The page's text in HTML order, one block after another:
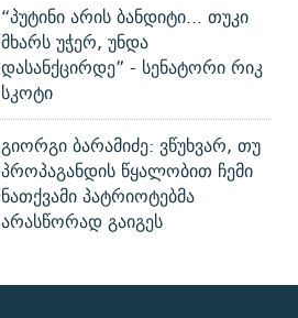
“პუტინი არის ბანდიტი... თუკი
მხარს უჭერ, უნდა
დასანქცირდე” - სენატორი რიკ
სკოტი
გიორგი ბარამიძე: ვწუხვარ, თუ
პროპაგანდის წყალობით ჩემი
ნათქვამი პატრიოტებმა
არასწორად გაიგეს